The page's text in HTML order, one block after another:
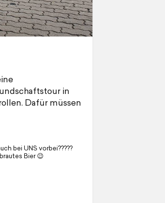
in
Dafür müssen
bei UNS vorbei?????
Bier 😉